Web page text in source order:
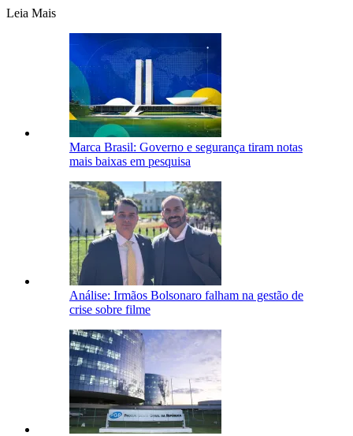
Leia Mais
Marca Brasil: Governo e segurança tiram notas
mais baixas em pesquisa
Análise: Irmãos Bolsonaro falham na gestão de
crise sobre filme